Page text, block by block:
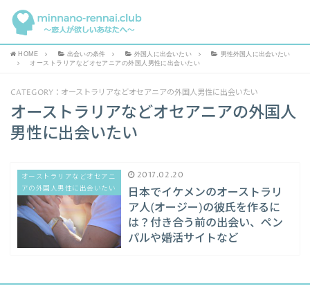
HOME 出会いの条件 外国人に出会いたい
男性外国人に出会いたい
オーストラリアなどオセアニアの外国人男性に出会いたい
CATEGORY：オーストラリアなどオセアニアの外国人男性に出会いたい
オーストラリアなどオセアニアの外国人
男性に出会いたい
オーストラリアなどオセアニ
アの外国人男性に出会いたい
2017.02.20
日本でイケメンのオーストラリ
ア人(オージー)の彼氏を作るに
は？付き合う前の出会い、ペン
パルや婚活サイトなど